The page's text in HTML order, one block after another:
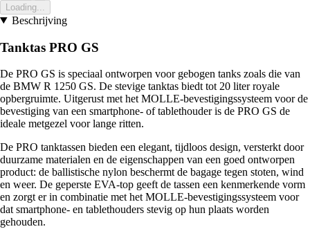
Loading...
Beschrijving
Tanktas PRO GS
De PRO GS is speciaal ontworpen voor gebogen tanks zoals die van
de BMW R 1250 GS. De stevige tanktas biedt tot 20 liter royale
opbergruimte. Uitgerust met het MOLLE-bevestigingssysteem voor de
bevestiging van een smartphone- of tablethouder is de PRO GS de
ideale metgezel voor lange ritten.
De PRO tanktassen bieden een elegant, tijdloos design, versterkt door
duurzame materialen en de eigenschappen van een goed ontworpen
product: de ballistische nylon beschermt de bagage tegen stoten, wind
en weer. De geperste EVA-top geeft de tassen een kenmerkende vorm
en zorgt er in combinatie met het MOLLE-bevestigingssysteem voor
dat smartphone- en tablethouders stevig op hun plaats worden
gehouden.